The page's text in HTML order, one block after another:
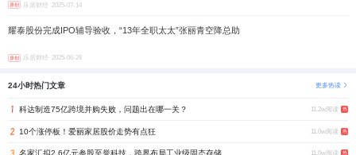
原创 乐居财经 2025-07-14
耀泰股份完成IPO辅导验收，“13年全职太太”张丽青空降总助
原创 乐居财经 2025-06-26
24小时热门文章 更多热读
科达制造75亿跨境并购失败，问题出在哪一关？ 11.2w阅读 热
10个涨停板！爱丽家居股价走势有点狂 11.0w阅读 热
11.0w阅读 热